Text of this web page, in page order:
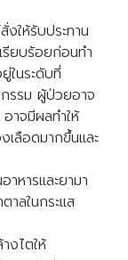
ให้รับประทาน
รียบร้อยก่อนทำ
ในระดับที่
รรม ผู้ป่วยอาจ
าจมีผลทำให้
ลือดมากขึ้นและ
าหารและยามา
าลในกระแส
งไตให้